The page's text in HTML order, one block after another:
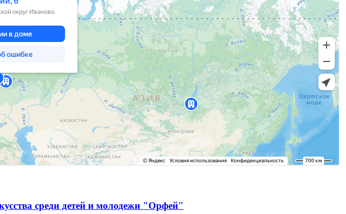
среди детей и молодежи "Орфей"